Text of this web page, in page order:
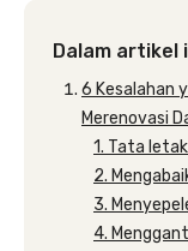
Dalam artikel
6 Kesalahan
Merenovasi
1. Tata
2.
3.
4.